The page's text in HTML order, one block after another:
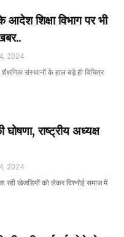
शिक्षा विभाग पर भी
2024
संस्थानों के हाल बड़े ही विचित्र
राष्ट्रीय अध्यक्ष
2024
रही खेजडियों को लेकर विश्नोई समाज में